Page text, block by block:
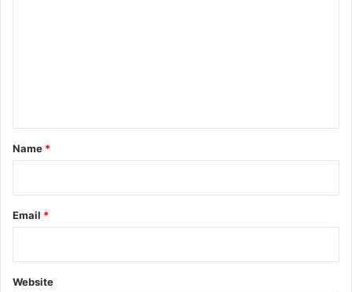
*
Name *
Email *
Website